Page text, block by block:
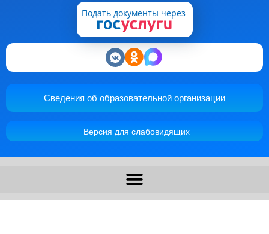
Подать документы через
Сведения об образовательной организации
Версия для слабовидящих